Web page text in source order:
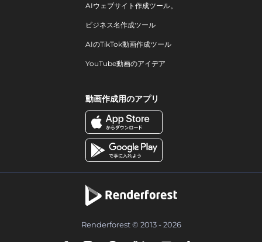
AIウェブサイト作成ツール。
ビジネス名作成ツール
AIのTikTok動画作成ツール
YouTube動画のアイデア
動画作成用のアプリ
Renderforest © 2013 - 2026